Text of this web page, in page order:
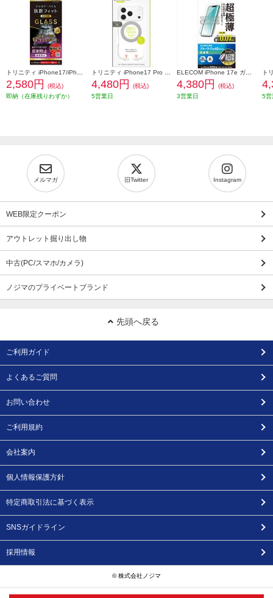
2,580円
(税込)
即納（在庫残りわずか）
4,480円
(税込)
5営業日
4,380円
(税込)
3営業日
5営
メルマガ 旧Twitter Instagram
WEB限定クーポン
アウトレット掘り出し物
中古(PC/スマホ/カメラ)
ノジマのプライベートブランド
先頭へ戻る
ご利用ガイド
よくあるご質問
お問い合わせ
ご利用規約
会社案内
個人情報保護方針
特定商取引法に基づく表示
SNSガイドライン
採用情報
© 株式会社ノジマ